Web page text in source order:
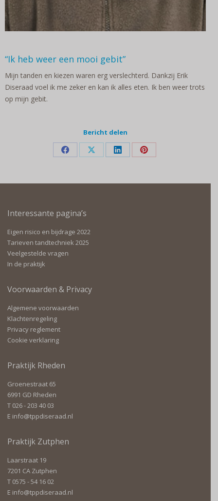
“Ik heb weer een mooi gebit”
Mijn tanden en kiezen waren erg verslechterd. Dankzij Erik
Diseraad voel ik me zeker en kan ik alles eten. Ik ben weer trots
op mijn gebit.
Bericht delen
Deel
Facebook
Deel
X
Deel
LinkedIn
Deel
Pinterest
Interessante pagina’s
Eigen risico en bijdrage 2022
Tarieven tandtechniek 2025
Veelgestelde vragen
In de praktijk
Voorwaarden & Privacy
Algemene voorwaarden
Klachtenregeling
Privacy reglement
Cookie verklaring
Praktijk Rheden
Groenestraat 65
6991 GD Rheden
T 026 - 203 40 03
E info@tppdiseraad.nl
Praktijk Zutphen
Laarstraat 19
7201 CA Zutphen
T 0575 - 54 16 02
E info@tppdiseraad.nl